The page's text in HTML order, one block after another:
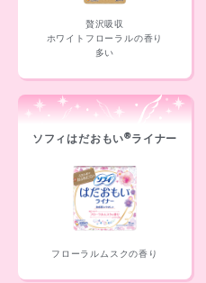
贅沢吸収
ホワイトフローラルの香り
多い
ソフィはだおもい®ライナー
フローラルムスクの香り